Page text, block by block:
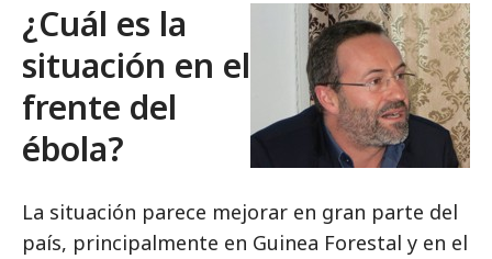
¿Cuál es la
situación en el
frente del
ébola?
La situación parece mejorar en gran parte del
país, principalmente en Guinea Forestal y en el